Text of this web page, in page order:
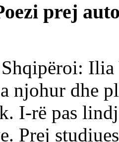
prej
njohur dhe
I-rë pas
Prej